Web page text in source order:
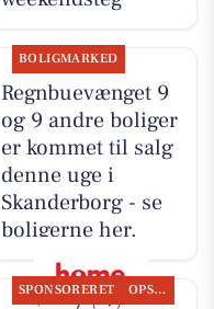
BOLIGMARKED
Regnbuevænget 9
og 9 andre boliger
er kommet til salg
denne uge i
Skanderborg - se
boligerne her.
SPONSORERET OPSLAGSTAVLEN